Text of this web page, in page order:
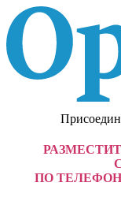
ПО ТЕЛЕФОНУ